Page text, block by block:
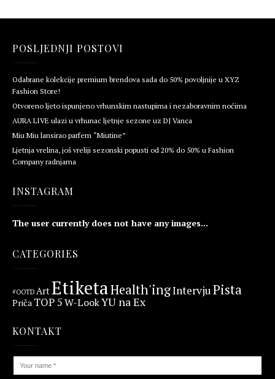
POSLJEDNJI POSTOVI
Odabrane kolekcije premium brendova sada do 50% povoljnije u XYZ
Fashion Store!
Otvoreno ljeto ispunjeno vrhunskim nastupima i nezaboravnim noćima
AURA LIVE ulazi u vrhunac ljetnje sezone uz DJ Vanca
Miu Miu lansirao parfem “Miutine”
Ljetnja vrelina, još vreliji sezonski popusti od 20% do 50% u Fashion
Company radnjama
INSTAGRAM
The user currently does not have any images...
CATEGORIES
#OOTD ArtEtiketaHealth'ingIntervjuPista
Priča TOP 5W-LookYU na Ex
KONTAKT